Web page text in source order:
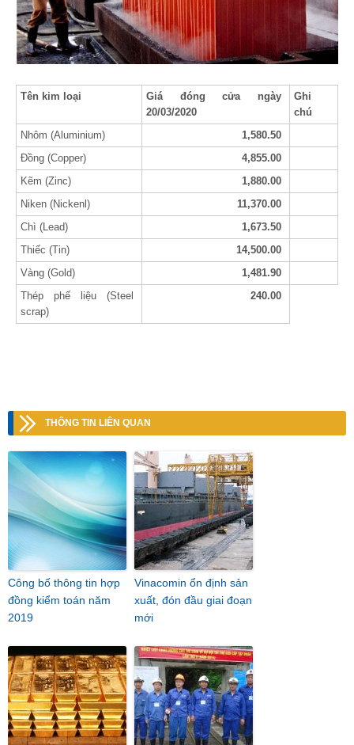
Tên kim loại
Giá đóng cửa ngày
20/03/2020
Ghi
chú
Nhôm (Aluminium)
1,580.50
Đồng (Copper)
4,855.00
Kẽm (Zinc)
1,880.00
Niken (Nickenl)
11,370.00
Chì (Lead)
1,673.50
Thiếc (Tin)
14,500.00
Vàng (Gold)
1,481.90
Thép phế liệu (Steel
scrap)
240.00
THÔNG TIN LIÊN QUAN
Công bố thông tin hợp
đồng kiểm toán năm
2019
Vinacomin ổn định sản
xuất, đón đầu giai đoạn
mới